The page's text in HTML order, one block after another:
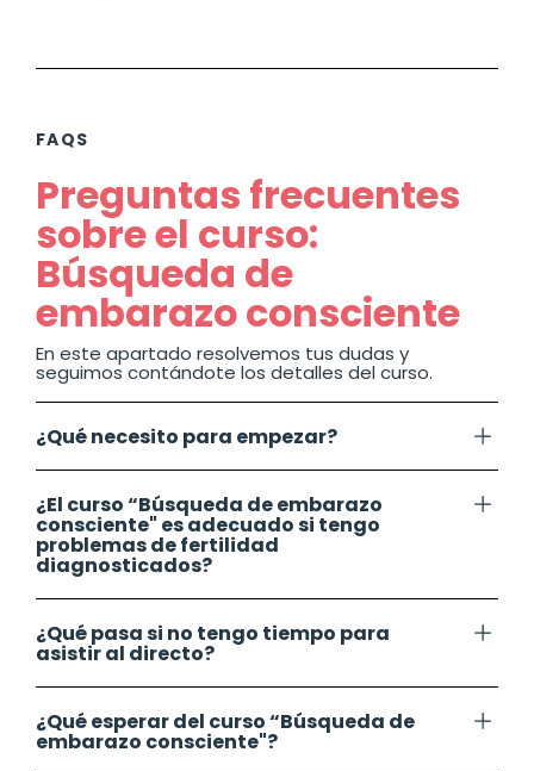
FAQS
Preguntas frecuentes
sobre el curso:
Búsqueda de
embarazo consciente
En este apartado resolvemos tus dudas y
seguimos contándote los detalles del curso.
¿Qué necesito para empezar?
¿El curso “Búsqueda de embarazo
consciente" es adecuado si tengo
problemas de fertilidad
diagnosticados?
¿Qué pasa si no tengo tiempo para
asistir al directo?
¿Qué esperar del curso “Búsqueda de
embarazo consciente"?